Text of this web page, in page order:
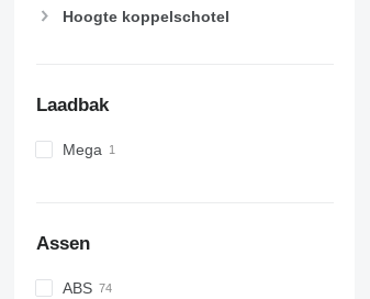
Hoogte koppelschotel
Laadbak
Mega
Assen
ABS